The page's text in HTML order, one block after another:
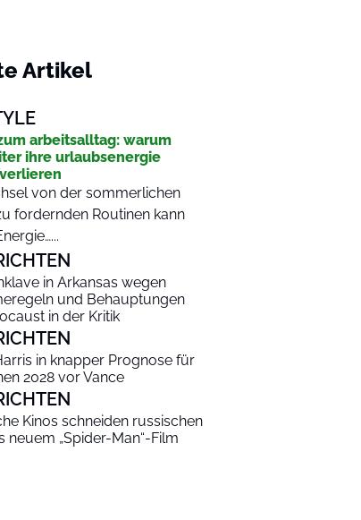
Artikel
arbeitsalltag: warum
ihre urlaubsenergie
von der sommerlichen
fordernden Routinen kann
in Arkansas wegen
und Behauptungen
in der Kritik
in knapper Prognose für
2028 vor Vance
Kinos schneiden russischen
neuem „Spider-Man“-Film